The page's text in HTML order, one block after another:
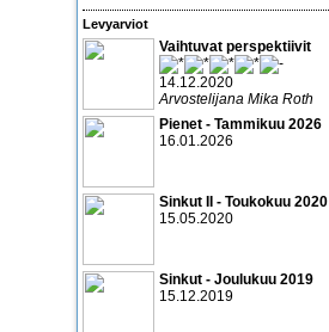
Levyarviot
Vaihtuvat perspektiivit
14.12.2020
Arvostelijana Mika Roth
Pienet - Tammikuu 2026
16.01.2026
Sinkut II - Toukokuu 2020
15.05.2020
Sinkut - Joulukuu 2019
15.12.2019